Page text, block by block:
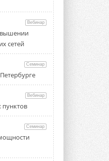
связке с
и
установили ...
в Уфе
профи
торгово-
...
кВт на
Вебинар
сетей
Семинар
Вебинар
Семинар